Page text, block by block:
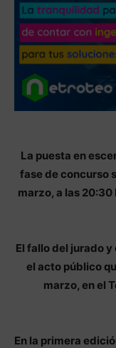
La puesta en
fase de concurso
marzo, a las
El fallo del jurado
el acto público
marzo, en el
En la primera